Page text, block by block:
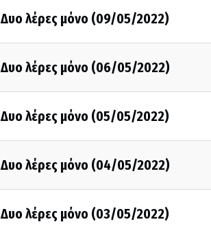
Δυο λέρες μόνο (09/05/2022)
Δυο λέρες μόνο (06/05/2022)
Δυο λέρες μόνο (05/05/2022)
Δυο λέρες μόνο (04/05/2022)
Δυο λέρες μόνο (03/05/2022)